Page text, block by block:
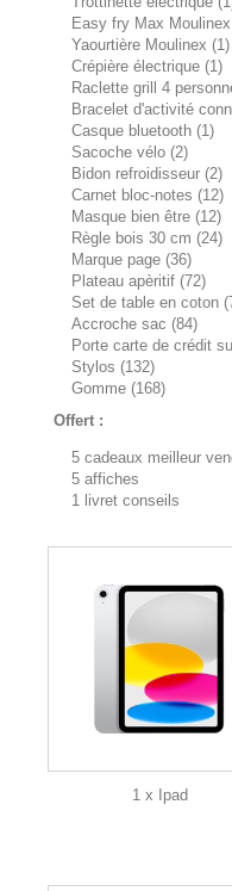
Easy fry Max
Yaourtière Moulinex (1)
Crépière électrique (1)
Raclette grill 4
Bracelet d'activité
Casque bluetooth (1)
Sacoche vélo (2)
Bidon refroidisseur (2)
Carnet bloc-notes (12)
Masque bien être (12)
Règle bois 30 cm (24)
Marque page (36)
Plateau apèritif (72)
Set de table en coton
Accroche sac (84)
Porte carte de crédit
Stylos (132)
Gomme (168)
Offert :
5 cadeaux meilleur
5 affiches
1 livret conseils
1 x Ipad